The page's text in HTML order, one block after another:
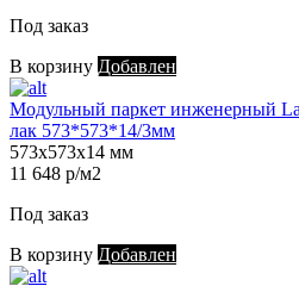
Под заказ
В корзину Добавлен
Модульный паркет инженерный
лак 573*573*14/3мм
573х573х14 мм
11 648 р/м2
Под заказ
В корзину Добавлен